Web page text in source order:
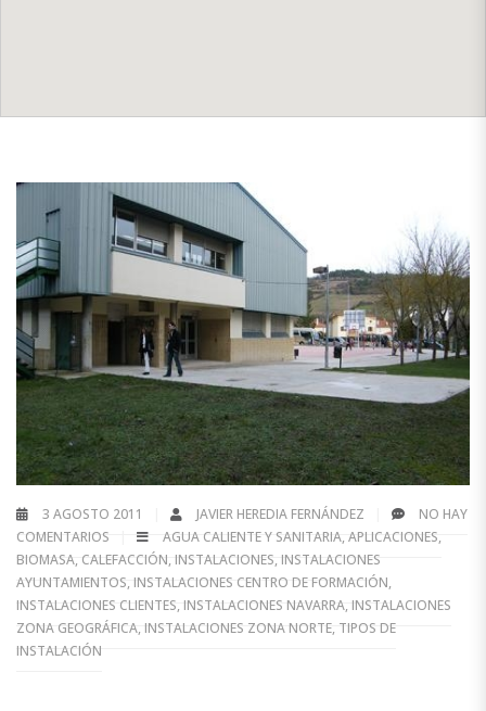
3 AGOSTO 2011 JAVIER HEREDIA FERNÁNDEZ
NO HAY
COMENTARIOS
AGUA CALIENTE Y SANITARIA, APLICACIONES,
BIOMASA, CALEFACCIÓN, INSTALACIONES, INSTALACIONES
AYUNTAMIENTOS, INSTALACIONES CENTRO DE FORMACIÓN,
INSTALACIONES CLIENTES, INSTALACIONES NAVARRA, INSTALACIONES
ZONA GEOGRÁFICA, INSTALACIONES ZONA NORTE, TIPOS DE
INSTALACIÓN